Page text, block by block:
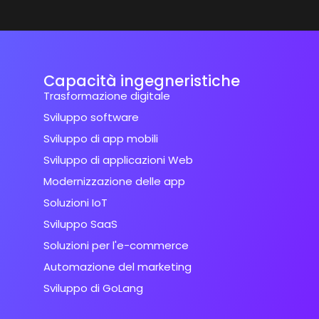
Capacità ingegneristiche
Trasformazione digitale
Sviluppo software
Sviluppo di app mobili
Sviluppo di applicazioni Web
Modernizzazione delle app
Soluzioni IoT
Sviluppo SaaS
Soluzioni per l'e-commerce
Automazione del marketing
Sviluppo di GoLang